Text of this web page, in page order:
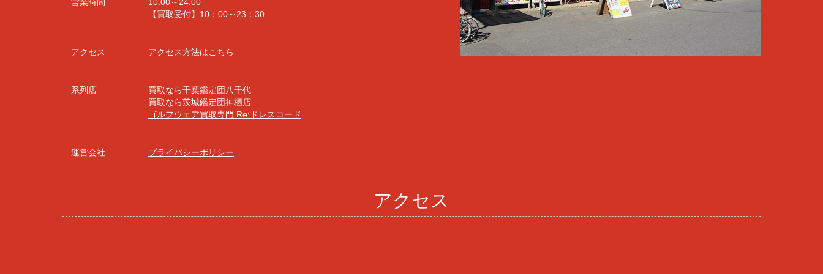
【買取受付】10：00～23：30
アクセス アクセス方法はこちら
系列店
買取なら千葉鑑定団八千代
買取なら茨城鑑定団神栖店
ゴルフウェア買取専門 Re:ドレスコード
運営会社 プライバシーポリシー
アクセス